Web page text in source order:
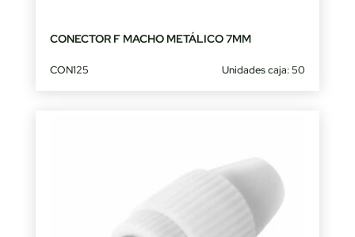
CONECTOR F MACHO METÁLICO 7MM
CON125 Unidades caja: 50